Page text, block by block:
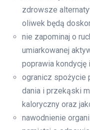
zdrowsze
oliwek będą
nie zapominaj o
umiarkowanej
poprawia
ogranicz spożycie
dania i przekąski
kaloryczny oraz
nawodnienie